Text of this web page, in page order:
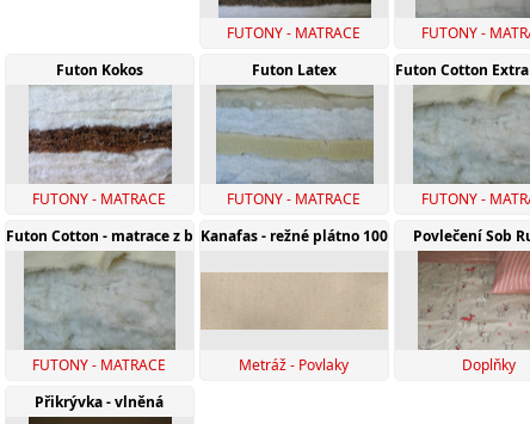
FUTONY - MATRACE
FUTONY -
Futon Kokos
FUTONY - MATRACE
Futon Latex
FUTONY - MATRACE
Futon Cotton Extra
FUTONY -
a bavlny
Futon Cotton - matrace z bavlny
FUTONY - MATRACE
Kanafas - režné plátno 100% Ba
Metráž - Povlaky
Povlečení Sob
Doplňky
Přikrývka - vlněná